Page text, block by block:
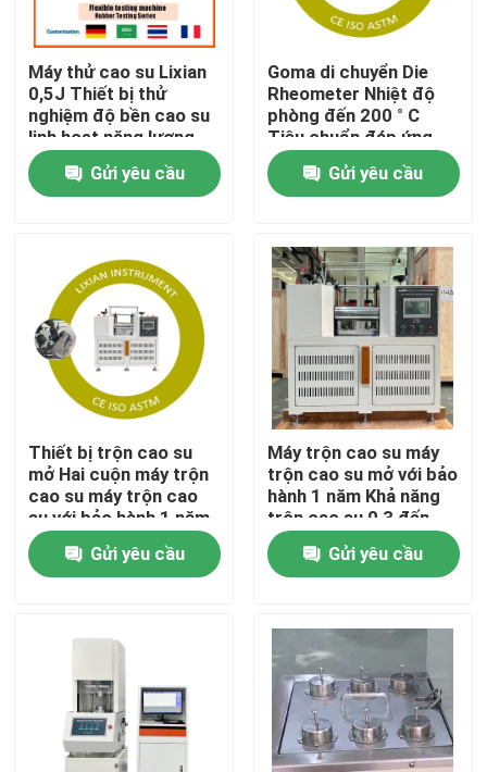
Nhà
Hiển thị VR
Về chúng tôi
Tham quan nhà máy
Kiểm soát chất lượng
Liên hệ chúng tôi
Các trường hợp
Máy thí nghiệm
Máy thử cao su Lixian
0,5J Thiết bị thử
nghiệm độ bền cao su
linh hoạt năng lượng
Gửi yêu cầu
Goma di chuyển Die
Rheometer Nhiệt độ
phòng đến 200 ° C
Tiêu chuẩn đáp ứng,
ISO 6502 Áp suất 0,5
Mpa-0,65 Mpa
Gửi yêu cầu
Thiết bị trộn cao su
mở Hai cuộn máy trộn
cao su máy trộn cao
su với bảo hành 1 năm
Gửi yêu cầu
Máy trộn cao su máy
trộn cao su mở với bảo
hành 1 năm Khả năng
trộn cao su 0,3 đến
2kg
Gửi yêu cầu